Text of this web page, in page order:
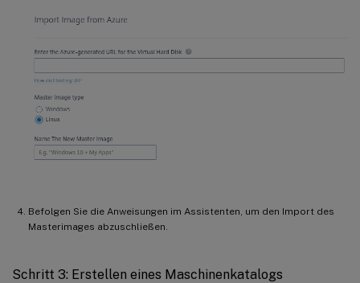
Befolgen Sie die Anweisungen im Assistenten, um den Import des
Masterimages abzuschließen.
Schritt 3: Erstellen eines Maschinenkatalogs